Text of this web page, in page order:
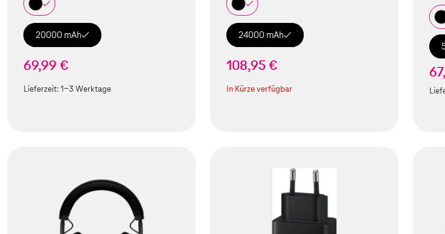
20000 mAh
69,99 €
Lieferzeit:1-3 Werktage
24000 mAh
108,95 €
In Kürze verfügbar